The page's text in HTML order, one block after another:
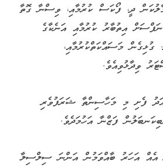
ދީ، ފޯކަސް ކުރުމާއި، ވިސްނާ ގޮތާ
އިތުބާރު ކުރުމާއި އަނެކާގެ
މަސައްކަތްކުރުމާއި،
ވިދާޅުވިއެވެ.
ފެށި މި މަހާސިންތާ ޝަރަފުވެރި
ފަޒްނާ އަހުމަދެވެ.
އެއް އަހަރު ބާއްވަމުން އަންނަ ސިލްސިލާ